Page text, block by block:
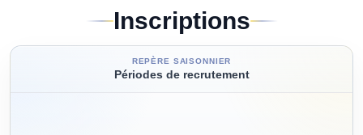
Inscriptions
REPÈRE SAISONNIER
Périodes de recrutement